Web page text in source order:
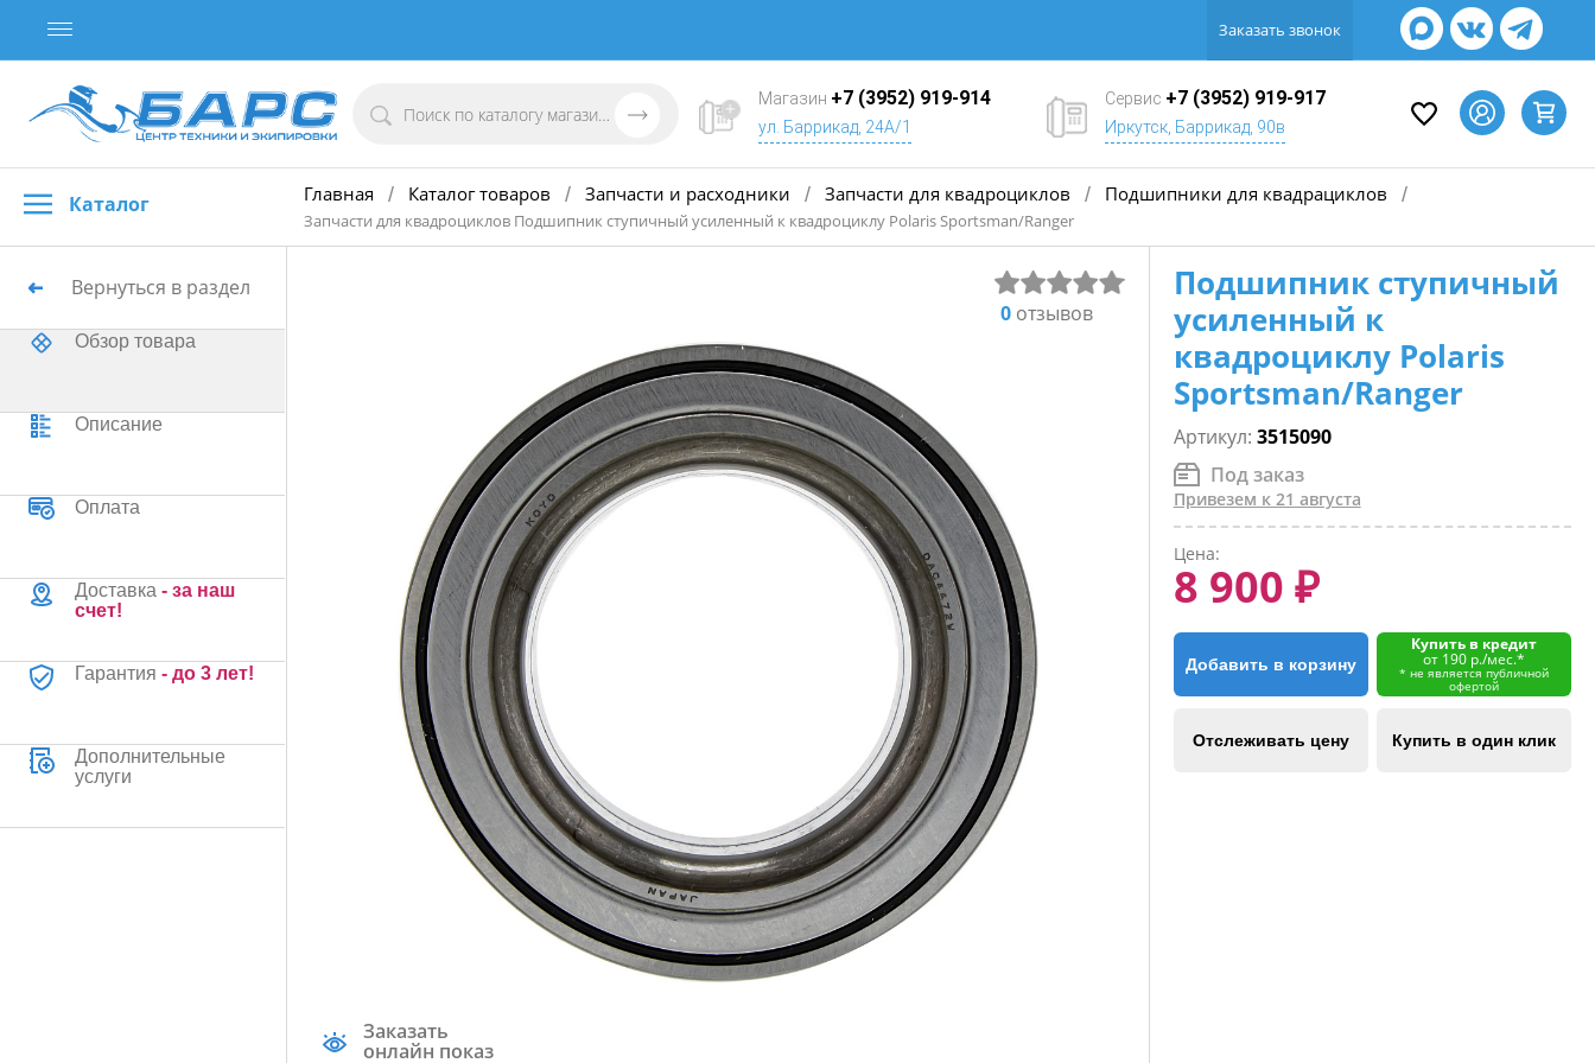
Заказать звонок
Магазин +7 (3952) 919-914
ул. Баррикад, 24А/1
Сервис +7 (3952) 919-917
Иркутск, Баррикад, 90в
Каталог Главная / Каталог товаров / Запчасти и расходники / Запчасти для квадроциклов / Подшипники для квадрациклов /
Запчасти для квадроциклов Подшипник ступичный усиленный к квадроциклу Polaris Sportsman/Ranger
Вернуться в раздел
Обзор товара
Описание
Оплата
Доставка - за наш
счет!
Гарантия - до 3 лет!
Дополнительные
услуги
0отзывов
Заказать
онлайн показ
Подшипник ступичный
усиленный к
квадроциклу Polaris
Sportsman/Ranger
Артикул: 3515090
Под заказ
Привезем к 21 августа
Цена:
8 900 ₽
Добавить в корзину
Купить в кредит
от 190 р./мес.*
* не является публичной
офертой
Отслеживать цену Купить в один клик